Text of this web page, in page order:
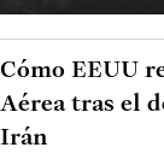
Cómo EEUU
Aérea tras el
Irán